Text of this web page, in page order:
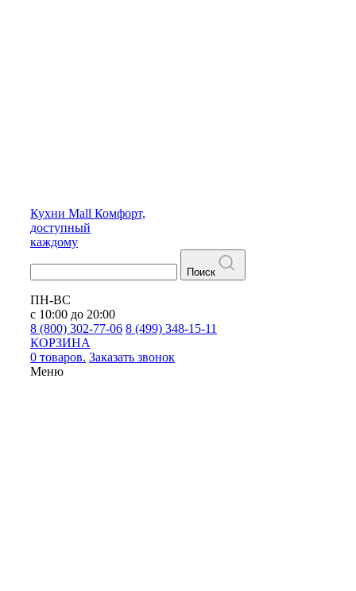
Кухни Mall Комфорт,
доступный
каждому
Поиск
ПН-ВС
с 10:00 до 20:00
8 (800) 302-77-06 8 (499) 348-15-11
КОРЗИНА
0 товаров. Заказать звонок
Меню